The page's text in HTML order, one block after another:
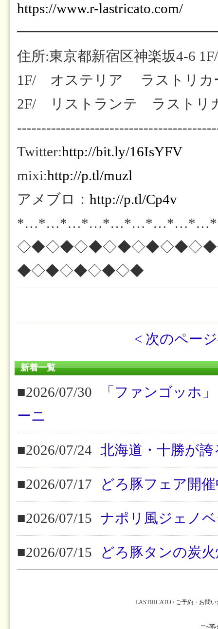
https://www.r-lastricato.com/
住所:東京都新宿区神楽坂4-6
1F/ オステリア ラストリ
2F/ リストランテ ラスト
Twitter:http://bit.ly/16IsYFV
mixi:http://p.tl/muzl
アメブロ： http://p.tl/Cp4v
◆◇◆◇◆◇◆◇◆
< 次のペー
新着一覧
■2026/07/30
「ファンゴッホ
ーニ
■2026/07/24 北海道・十勝が
■2026/07/17 どろ豚フェア開
■2026/07/15 ナポリ風ジェノ
■2026/07/15 どろ豚タンの炭
LASTRICATO / ご予約・お問い